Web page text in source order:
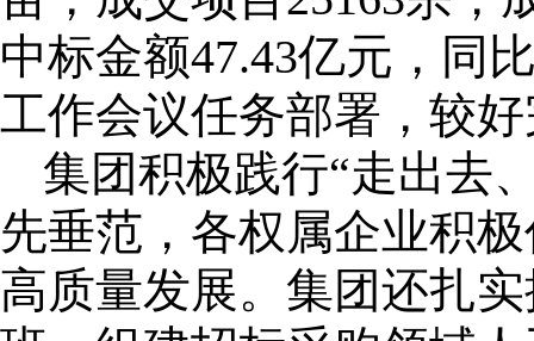
中标金额47.43亿元，同
工作会议任务部署，较
集团积极践行“走出去
先垂范，各权属企业积
高质量发展。集团还扎